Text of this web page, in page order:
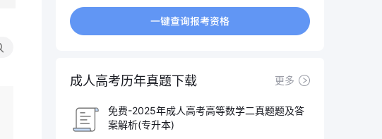
成人高考历年真题下载 更多
免费-2025年成人高考高等数学二真题题及答
案解析(专升本)